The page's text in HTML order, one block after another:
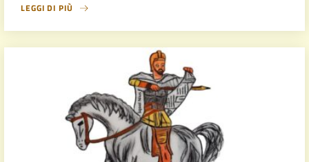
LEGGI DI PIÙ